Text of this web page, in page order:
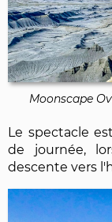
Moonscape
Le spectacle
de journée,
descente vers